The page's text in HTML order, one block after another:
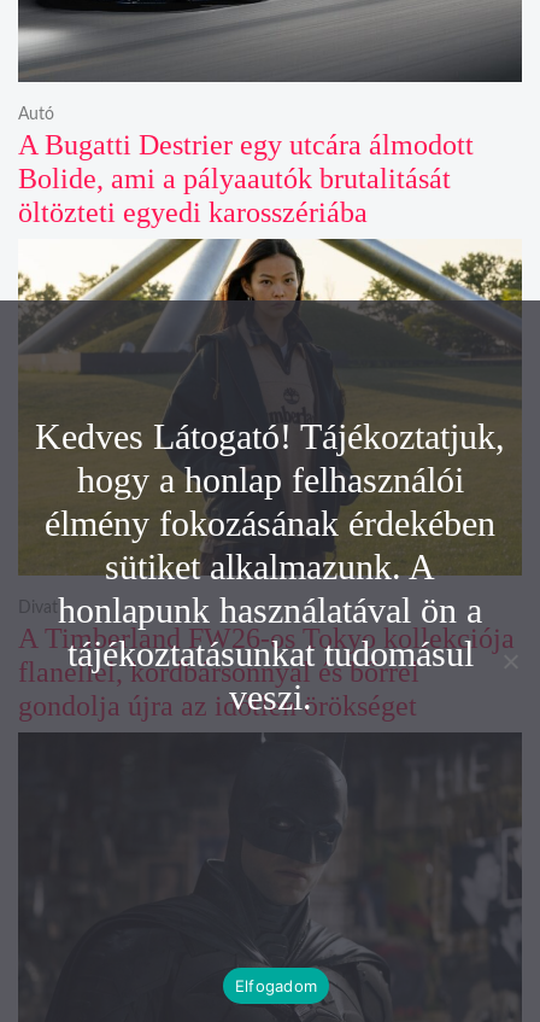
A Bugatti Destrier egy utcára álmodott
Bolide, ami a pályaautók brutalitását
öltözteti egyedi karosszériába
Autó
A Timberland FW26-os Tokyo kollekciója
flanellel, kordbársonnyal és bőrrel
gondolja újra az időtlen örökséget
Divat
Kedves Látogató! Tájékoztatjuk,
hogy a honlap felhasználói
élmény fokozásának érdekében
sütiket alkalmazunk. A
honlapunk használatával ön a
tájékoztatásunkat tudomásul
veszi.
Elfogadom